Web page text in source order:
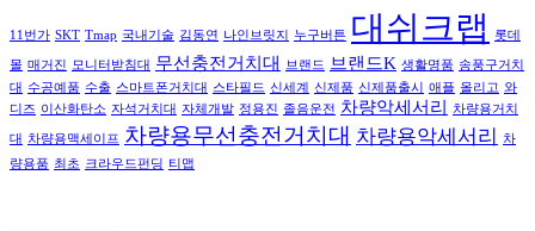
11번가 SKT Tmap 국내기술 김동연 나인브릿지 누구버튼 대쉬크랩 롯데
몰 매거진 모니터받침대 무선충전거치대 브랜드 브랜드K 생활명품 송풍구거치
대 수공예품 수출 스마트폰거치대 스타필드 신세계 신제품 신제품출시 애플 올리고 와
디즈 이산화탄소 자석거치대 자체개발 정용진 졸음운전 차량악세서리 차량용거치
대 차량용맥세이프 차량용무선충전거치대 차량용악세서리
차
량용품 최초 크라우드펀딩 티맵